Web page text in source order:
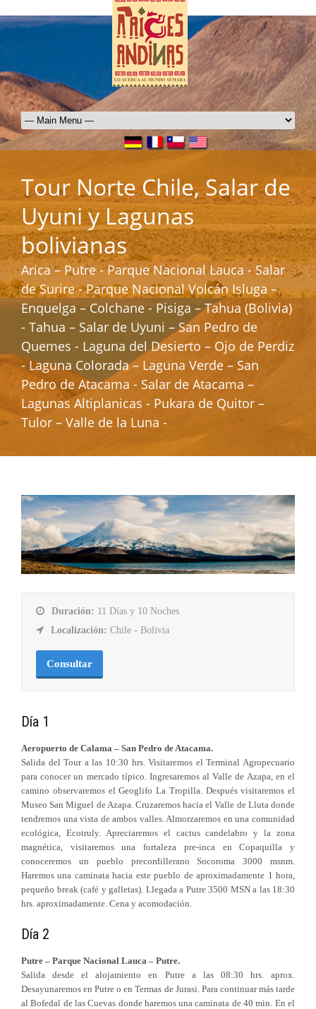
Tour Norte Chile, Salar de
Uyuni y Lagunas
bolivianas
Arica – Putre - Parque Nacional Lauca - Salar
de Surire - Parque Nacional Volcán Isluga –
Enquelga – Colchane - Pisiga – Tahua (Bolivia)
- Tahua – Salar de Uyuni – San Pedro de
Quemes - Laguna del Desierto – Ojo de Perdiz
- Laguna Colorada – Laguna Verde – San
Pedro de Atacama - Salar de Atacama –
Lagunas Altiplanicas - Pukara de Quitor –
Tulor – Valle de la Luna -
Duración: 11 Días y 10 Noches
Localización: Chile - Bolivia
Consultar
Día 1
Aeropuerto de Calama – San Pedro de Atacama.
Salida del Tour a las 10:30 hrs. Visitaremos el Terminal Agropecuario
para conocer un mercado típico. Ingresaremos al Valle de Azapa, en el
camino observaremos el Geoglifo La Tropilla. Después visitaremos el
Museo San Miguel de Azapa. Cruzaremos hacia el Valle de Lluta donde
tendremos una vista de ambos valles. Almorzaremos en una comunidad
ecológica, Ecotruly. Apreciaremos el cactus candelabro y la zona
magnética, visitaremos una fortaleza pre-inca en Copaquilla y
conoceremos un pueblo precordillerano Socoroma 3000 msnm.
Haremos una caminata hacia este pueblo de aproximadamente 1 hora,
pequeño break (café y galletas). Llegada a Putre 3500 MSN a las 18:30
hrs. aproximadamente. Cena y acomodación.
Día 2
Putre – Parque Nacional Lauca – Putre.
Salida desde el alojamiento en Putre a las 08:30 hrs. aprox.
Desayunaremos en Putre o en Termas de Jurasi. Para continuar más tarde
al Bofedal de las Cuevas donde haremos una caminata de 40 min. En el